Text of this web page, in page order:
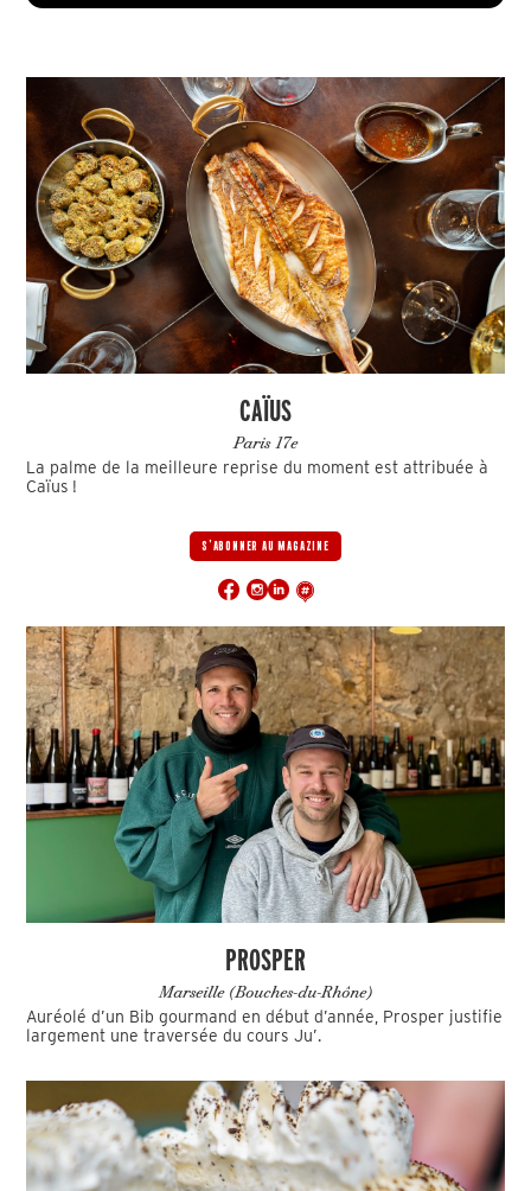
CAÏUS
Paris 17e
La palme de la meilleure reprise du moment est attribuée à
Caïus !
S'ABONNER AU MAGAZINE
PROSPER
Marseille (Bouches-du-Rhône)
Auréolé d’un Bib gourmand en début d’année, Prosper justifie
largement une traversée du cours Ju’.